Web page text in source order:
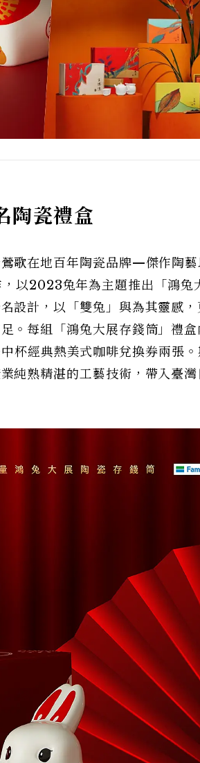
陶瓷禮盒
歌在地百年陶瓷品牌—傑作陶
以2023兔年為主題推出「鴻兔
設計，以「雙兔」與為其靈感
。每組「鴻兔大展存錢筒」禮
杯經典熱美式咖啡兌換券兩張。
純熟精湛的工藝技術，帶入臺